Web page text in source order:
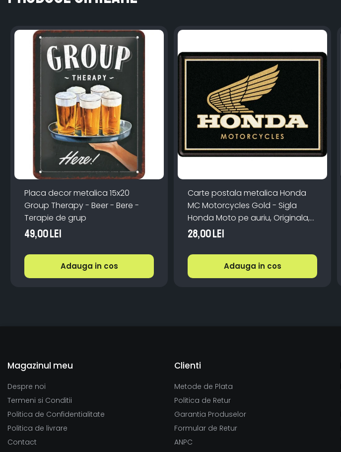
Placa decor metalica 15x20
Group Therapy - Beer - Bere -
Terapie de grup
49,00 Lei
Adauga in cos
Carte postala metalica Honda
MC Motorcycles Gold - Sigla
Honda Moto pe auriu, Originala,
10x14 cm
28,00 Lei
Adauga in cos
Magazinul meu
Despre noi
Termeni si Conditii
Politica de Confidentialitate
Politica de livrare
Contact
Clienti
Metode de Plata
Politica de Retur
Garantia Produselor
Formular de Retur
ANPC